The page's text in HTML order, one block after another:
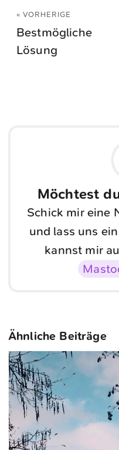
« VORHERIGE
Bestmögliche
Lösung
Möchtest
Schick mir eine
und lass uns
kannst mir
Ähnliche Beiträge